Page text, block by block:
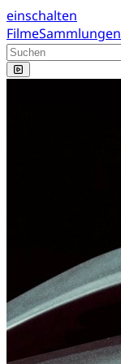
einschalten
FilmeSammlungen